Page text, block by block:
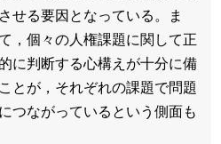
せる要因となっている。ま
，個々の人権課題に関して正
に判断する心構えが十分に備
とが，それぞれの課題で問題
つながっているという側面も